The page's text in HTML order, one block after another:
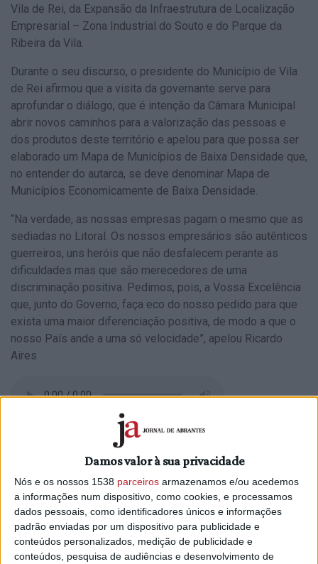
Damos valor à sua privacidade
Nós e os nossos 1538 parceiros armazenamos e/ou acedemos
a informações num dispositivo, como cookies, e processamos
dados pessoais, como identificadores únicos e informações
padrão enviadas por um dispositivo para publicidade e
conteúdos personalizados, medição de publicidade e
conteúdos, pesquisa de audiências e desenvolvimento de
Vila de Rei, da Expansão da Infraestrutura de Localização
Empresarial – Zona Industrial do Souto e do Parque da
Ribeira da Vila.
Durante o seu discurso, o presidente do Município de Vila
de Rei afirmou que a visita da governante serve para
aprofundar o diálogo, que é intenção da Câmara Municipal
abrir novos caminhos para a valorização das pessoas e
dos produtos deste território e apelou para que possa ser
elaborado um Mapa de Municípios de Baixa Densidade que,
no entender do autarca, se deve denominar Mapa de
Municípios Economicamente de Baixa Densidade.
“Na verdade, as nossas empresas pagam o mesmo que as
sediadas no Litoral. Os nossos empresários são autênticos
guerreiros, uns heróis que não desfalecem perante as
dificuldades mas que são merecedores de uma
discriminação positiva. Pedimos, pois, a Vossa Excelência
que, junto do Governo, faça eco do nosso pedido para que
exista uma maior diferenciação positiva, de modo a que o
nosso País ande a uma só velocidade”, apelou Ricardo
Aires
Ricardo Aires falou ainda dos investimentos que agora
foram inaugurados e dos objetivos que o Município
A Ministra da Coesão Territorial, Ana Abrunhosa, falou em